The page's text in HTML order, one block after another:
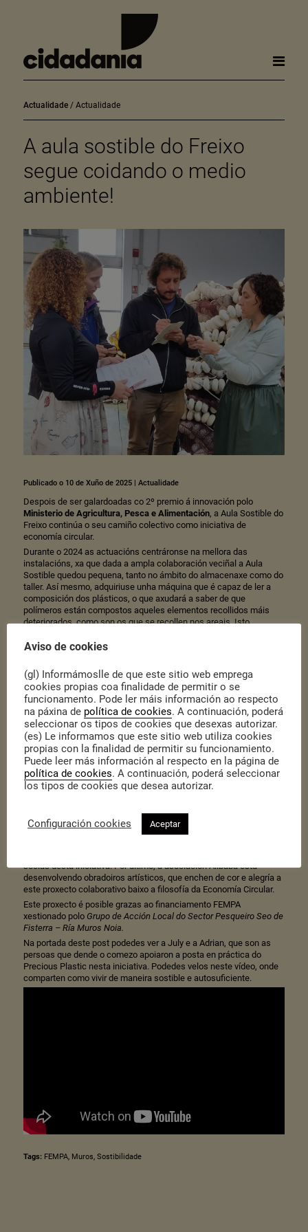
Actualidade Actualidade
A aula sostible do Freixo
segue coidando o medio
ambiente!
Publicado o 10 de Xuño de 2025| Actualidade
Despois de ser galardoadas co 2º premio á innovación polo
Ministerio de Agricultura, Pesca e Alimentación, a Aula Sostible do
Freixo continúa o seu camiño colectivo como iniciativa de
economía circular.
Durante o 2024 as actuacións centráronse na mellora das
instalacións, xa que dada a ampla colaboración veciñal a Aula
Sostible quedou pequena, tanto no ámbito do almacenaxe como do
taller. Así mesmo, adquiriuse unha máquina que é capaz de ler a
composición dos plásticos, o que axudará a saber de que
polímeros están compostos aqueles elementos recollidos máis
deteriorados, como son os que se recollen nos areais. Isto
mar.
Ademais, refórzanse as actividades colaborativas mediante a
permitiu mellorar os prototipos. Súmanse á iniciativa as
compañeiras deNoia Limpa , para as recollidas de lixo nos areais, e
socias desta iniciativa. Por último, a asociación Alibaba está
desenvolvendo obradoiros artísticos, que enchen de cor e alegría a
este proxecto colaborativo baixo a filosofía da Economía Circular.
Este proxecto é posible grazas ao financiamento FEMPA
xestionado polo Grupo de Acción Local do Sector Pesqueiro Seo de
Fisterra – Ría Muros Noia.
Na portada deste post podedes ver a July e a Adrian, que son as
persoas que dende o comezo apoiaron a posta en práctica do
Precious Plastic nesta iniciativa. Podedes velos neste vídeo, onde
comparten como vivir de maneira sostible e autosuficiente.
Tags: FEMPA, Muros Sostibilidade
Aviso de cookies
(gl) Informámoslle de que este sitio web emprega
cookies propias coa finalidade de permitir o se
funcionamento. Pode ler máis información ao respecto
na páxina de política de cookies. A continuación, poderá
seleccionar os tipos de cookies que desexas autorizar.
(es) Le informamos que este sitio web utiliza cookies
propias con la finalidad de permitir su funcionamiento.
Puede leer más información al respecto en la página de
política de cookies. A continuación, poderá seleccionar
los tipos de cookies que desea autorizar.
Configuración cookies Aceptar